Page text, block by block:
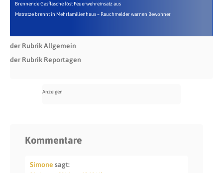
Brennende Gasflasche löst Feuerwehreinsatz aus
Matratze brennt in Mehrfamilienhaus – Rauchmelder warnen Bewohner
der Rubrik Allgemein
der Rubrik Reportagen
Kommentare
Simone sagt: